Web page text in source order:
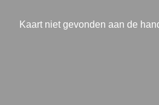
Kaart niet gevonden aan de